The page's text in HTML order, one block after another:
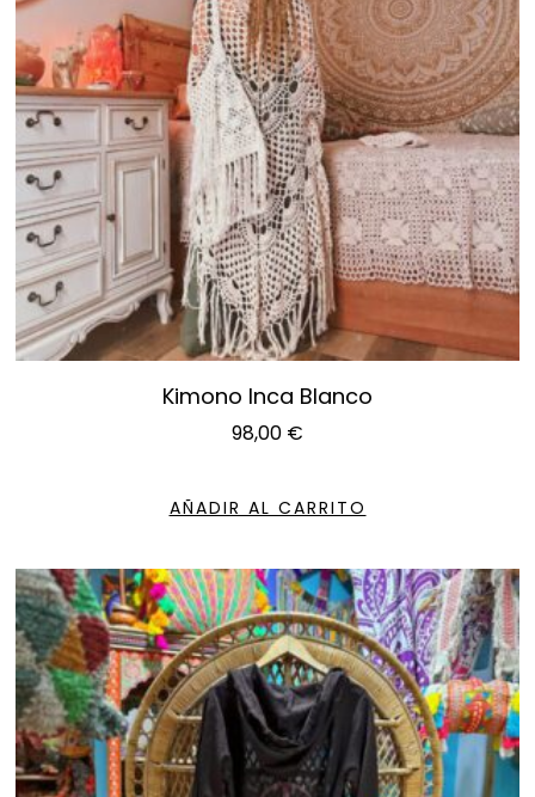
Kimono Inca Blanco
98,00 €
AÑADIR AL CARRITO